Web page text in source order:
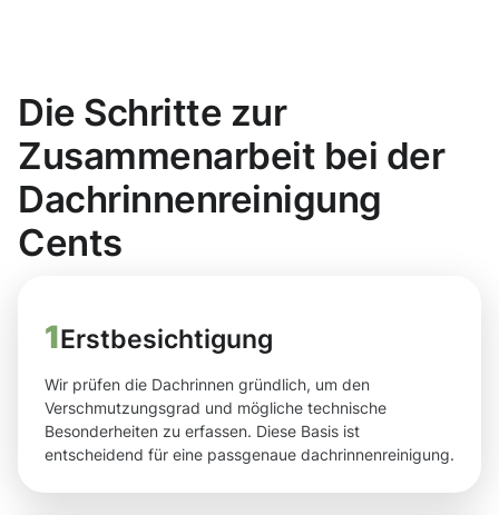
Die Schritte zur
Zusammenarbeit bei der
Dachrinnenreinigung
Cents
1Erstbesichtigung
Wir prüfen die Dachrinnen gründlich, um den
Verschmutzungsgrad und mögliche technische
Besonderheiten zu erfassen. Diese Basis ist
entscheidend für eine passgenaue dachrinnenreinigung.